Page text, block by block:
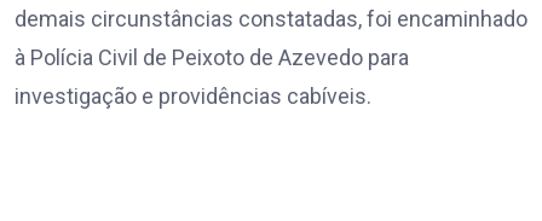
demais circunstâncias constatadas, foi encaminhado
à Polícia Civil de Peixoto de Azevedo para
investigação e providências cabíveis.